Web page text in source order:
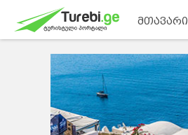
მთავარი